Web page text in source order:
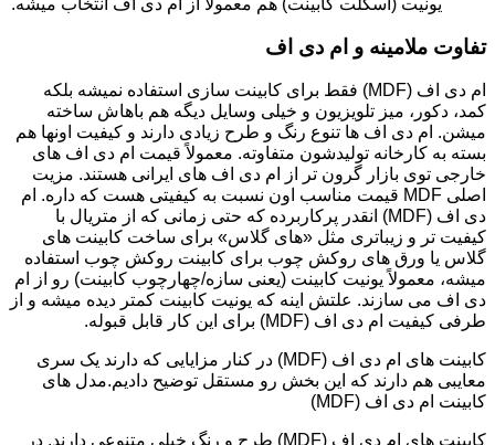
تفاوت ملامینه و ام دی اف
ام دی اف (MDF) فقط برای کابینت سازی استفاده نمیشه بلکه
کمد، دکور، میز تلویزیون و خیلی وسایل دیگه هم باهاش ساخته
میشن. ام دی اف ها تنوع رنگ و طرح زیادی دارند و کیفیت اونها هم
بسته به کارخانه تولیدشون متفاوته. معمولاً قیمت ام دی اف های
خارجی توی بازار گرون تر از ام دی اف های ایرانی هستند. مزیت
اصلی MDF قیمت مناسب اون نسبت به کیفیتی هست که داره. ام
دی اف (MDF) انقدر پرکاربرده که حتی زمانی که از متریال با
کیفیت تر و زیباتری مثل «های گلاس» برای ساخت کابینت های
گلاس یا ورق های روکش چوب برای کابینت روکش چوب استفاده
میشه، معمولاً یونیت کابینت (یعنی سازه/چهارچوب کابینت) رو از ام
دی اف می سازند. علتش اینه که یونیت کابینت کمتر دیده میشه و از
طرفی کیفیت ام دی اف (MDF) برای این کار قابل قبوله.
کابینت های ام دی اف (MDF) در کنار مزایایی که دارند یک سری
معایبی هم دارند که این بخش رو مستقل توضیح دادیم.مدل های
کابینت ام دی اف (MDF)
کابینت های ام دی اف (MDF) طرح و رنگ خیلی متنوعی دارند. در